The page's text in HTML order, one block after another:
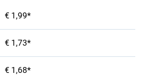
€ 1,99*
€ 1,73*
€ 1,68*